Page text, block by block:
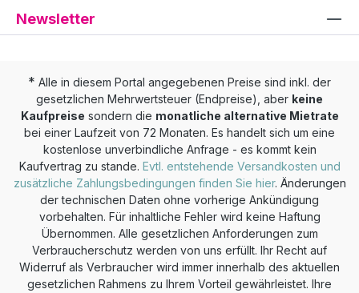
Newsletter
* Alle in diesem Portal angegebenen Preise sind inkl. der
gesetzlichen Mehrwertsteuer (Endpreise), aber keine
Kaufpreise sondern die monatliche alternative Mietrate
bei einer Laufzeit von 72 Monaten. Es handelt sich um eine
kostenlose unverbindliche Anfrage - es kommt kein
Kaufvertrag zu stande. Evtl. entstehende Versandkosten und
zusätzliche Zahlungsbedingungen finden Sie hier. Änderungen
der technischen Daten ohne vorherige Ankündigung
vorbehalten. Für inhaltliche Fehler wird keine Haftung
Übernommen. Alle gesetzlichen Anforderungen zum
Verbraucherschutz werden von uns erfüllt. Ihr Recht auf
Widerruf als Verbraucher wird immer innerhalb des aktuellen
gesetzlichen Rahmens zu Ihrem Vorteil gewährleistet. Ihre